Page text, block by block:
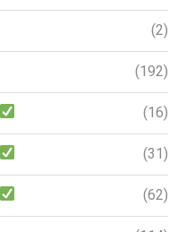
(2)
(192)
(16)
(31)
(62)